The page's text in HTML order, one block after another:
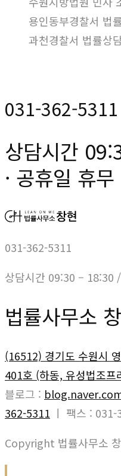
용인동부경찰서 법
과천경찰서 법률상
031-362-5311
상담시간
· 공휴일 휴무
031-362-5311
상담시간 09:30 – 18:30
법률사무소
(16512) 경기도 수원시
401호 (하동, 유성법조프
블로그 :
362-5311 ㅣ 팩스 :
Copyright 법률사무소